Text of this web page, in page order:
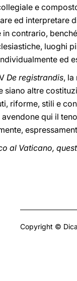
e
ed interpretare
contrario,
luoghi
ed
De registrandis, la
siano altre
riforme, stili e
qui il
al Vaticano,
Copyright ©